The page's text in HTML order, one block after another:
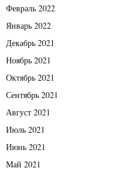
Февраль 2022
Январь 2022
Декабрь 2021
Ноябрь 2021
Октябрь 2021
Сентябрь 2021
Август 2021
Июль 2021
Июнь 2021
Май 2021